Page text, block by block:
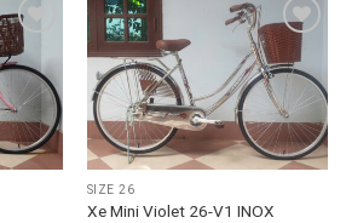
Add to
wishlist
Add to
wishlist
SIZE 26
Xe Mini Violet 26-V1 INOX